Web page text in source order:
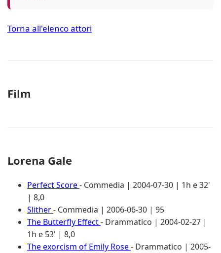
Torna all'elenco attori
Film
Lorena Gale
Perfect Score- Commedia | 2004-07-30 | 1h e 32'
| 8,0
Slither- Commedia | 2006-06-30 | 95
The Butterfly Effect- Drammatico | 2004-02-27 |
1h e 53' | 8,0
The exorcism of Emily Rose- Drammatico | 2005-